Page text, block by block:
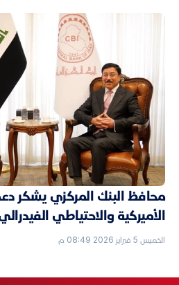
محافظ البنك المركزي يشكر دعم
الأميركية والاحتياطي
الخميس 5 فبراير 2026 08:49 م